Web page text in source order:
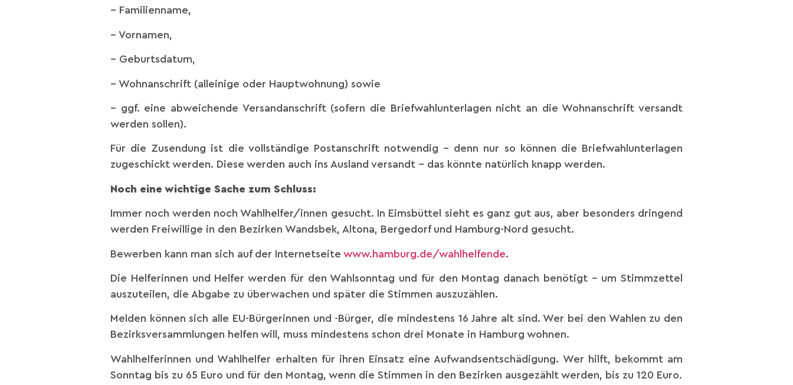
– Familienname,
– Vornamen,
– Geburtsdatum,
– Wohnanschrift (alleinige oder Hauptwohnung) sowie
– ggf. eine abweichende Versandanschrift (sofern die Briefwahlunterlagen nicht an die Wohnanschrift versandt
werden sollen).
Für die Zusendung ist die vollständige Postanschrift notwendig – denn nur so können die Briefwahlunterlagen
zugeschickt werden. Diese werden auch ins Ausland versandt – das könnte natürlich knapp werden.
Noch eine wichtige Sache zum Schluss:
Immer noch werden noch Wahlhelfer/innen gesucht. In Eimsbüttel sieht es ganz gut aus, aber besonders dringend
werden Freiwillige in den Bezirken Wandsbek, Altona, Bergedorf und Hamburg-Nord gesucht.
Bewerben kann man sich auf der Internetseite www.hamburg.de/wahlhelfende.
Die Helferinnen und Helfer werden für den Wahlsonntag und für den Montag danach benötigt – um Stimmzettel
auszuteilen, die Abgabe zu überwachen und später die Stimmen auszuzählen.
Melden können sich alle EU-Bürgerinnen und -Bürger, die mindestens 16 Jahre alt sind. Wer bei den Wahlen zu den
Bezirksversammlungen helfen will, muss mindestens schon drei Monate in Hamburg wohnen.
Wahlhelferinnen und Wahlhelfer erhalten für ihren Einsatz eine Aufwandsentschädigung. Wer hilft, bekommt am
Sonntag bis zu 65 Euro und für den Montag, wenn die Stimmen in den Bezirken ausgezählt werden, bis zu 120 Euro.